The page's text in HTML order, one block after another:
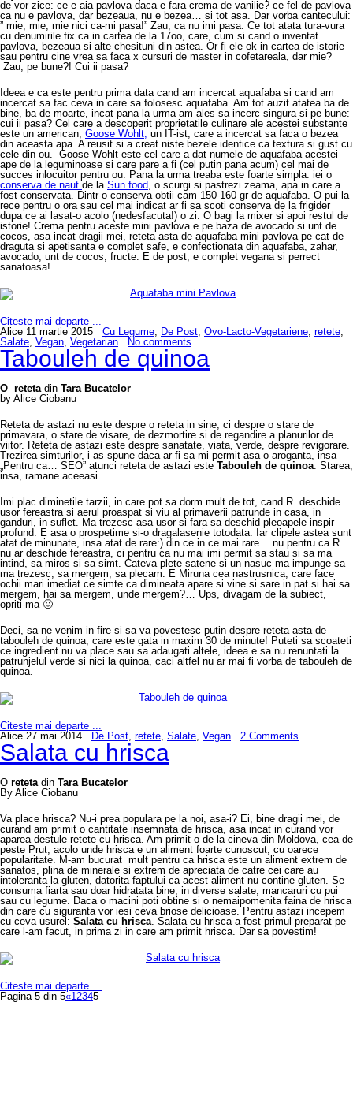
de vor zice: ce e aia pavlova daca e fara crema de vanilie? ce fel de pavlova
ca nu e pavlova, dar bezeaua, nu e bezea… si tot asa. Dar vorba cantecului:
” mie, mie, mie nici ca-mi pasa!” Zau, ca nu imi pasa. Ce tot atata tura-vura
cu denumirile fix ca in cartea de la 17oo, care, cum si cand o inventat
pavlova, bezeaua si alte chesituni din astea. Or fi ele ok in cartea de istorie
sau pentru cine vrea sa faca x cursuri de master in cofetareala, dar mie?
Zau, pe bune?! Cui ii pasa?
Ideea e ca este pentru prima data cand am incercat aquafaba si cand am
incercat sa fac ceva in care sa folosesc aquafaba. Am tot auzit atatea ba de
bine, ba de moarte, incat pana la urma am ales sa incerc singura si pe bune:
cui ii pasa? Cel care a descoperit proprietatile culinare ale acestei substante
este un american, Goose Wohlt, un IT-ist, care a incercat sa faca o bezea
din aceasta apa. A reusit si a creat niste bezele identice ca textura si gust cu
cele din ou. Goose Wohlt este cel care a dat numele de aquafaba acestei
ape de la leguminoase si care pare a fi (cel putin pana acum) cel mai de
succes inlocuitor pentru ou. Pana la urma treaba este foarte simpla: iei o
conserva de naut de la Sun food, o scurgi si pastrezi zeama, apa in care a
fost conservata. Dintr-o conserva obtii cam 150-160 gr de aquafaba. O pui la
rece pentru o ora sau cel mai indicat ar fi sa scoti conserva de la frigider
dupa ce ai lasat-o acolo (nedesfacuta!) o zi. O bagi la mixer si apoi restul de
istorie! Crema pentru aceste mini pavlova e pe baza de avocado si unt de
cocos, asa incat dragii mei, reteta asta de aquafaba mini pavlova pe cat de
draguta si apetisanta e complet safe, e confectionata din aquafaba, zahar,
avocado, unt de cocos, fructe. E de post, e complet vegana si perrect
sanatoasa!
Citeste mai departe ...
Alice 11 martie 2015 Cu Legume, De Post, Ovo-Lacto-Vegetariene, retete,
Salate, Vegan, Vegetarian No comments
Tabouleh de quinoa
O reteta din Tara Bucatelor
by Alice Ciobanu
Reteta de astazi nu este despre o reteta in sine, ci despre o stare de
primavara, o stare de visare, de dezmortire si de regandire a planurilor de
viitor. Reteta de astazi este despre sanatate, viata, verde, despre revigorare.
Trezirea simturilor, i-as spune daca ar fi sa-mi permit asa o aroganta, insa
„Pentru ca… SEO” atunci reteta de astazi este Tabouleh de quinoa. Starea,
insa, ramane aceeasi.
Imi plac diminetile tarzii, in care pot sa dorm mult de tot, cand R. deschide
usor fereastra si aerul proaspat si viu al primaverii patrunde in casa, in
ganduri, in suflet. Ma trezesc asa usor si fara sa deschid pleoapele inspir
profund. E asa o prospetime si-o dragalasenie totodata. Iar clipele astea sunt
atat de minunate, insa atat de rare:) din ce in ce mai rare… nu pentru ca R.
nu ar deschide fereastra, ci pentru ca nu mai imi permit sa stau si sa ma
intind, sa miros si sa simt. Cateva plete satene si un nasuc ma impunge sa
ma trezesc, sa mergem, sa plecam. E Miruna cea nastrusnica, care face
ochii mari imediat ce simte ca dimineata apare si vine si sare in pat si hai sa
mergem, hai sa mergem, unde mergem?… Ups, divagam de la subiect,
opriti-ma 🙂
Deci, sa ne venim in fire si sa va povestesc putin despre reteta asta de
tabouleh de quinoa, care este gata in maxim 30 de minute! Puteti sa scoateti
ce ingredient nu va place sau sa adaugati altele, ideea e sa nu renuntati la
patrunjelul verde si nici la quinoa, caci altfel nu ar mai fi vorba de tabouleh de
quinoa.
Citeste mai departe ...
Alice 27 mai 2014 De Post, retete, Salate, Vegan 2 Comments
Salata cu hrisca
O retetadin Tara Bucatelor
By Alice Ciobanu
Va place hrisca? Nu-i prea populara pe la noi, asa-i? Ei, bine dragii mei, de
curand am primit o cantitate insemnata de hrisca, asa incat in curand vor
aparea destule retete cu hrisca. Am primit-o de la cineva din Moldova, cea de
peste Prut, acolo unde hrisca e un aliment foarte cunoscut, cu oarece
popularitate. M-am bucurat mult pentru ca hrisca este un aliment extrem de
sanatos, plina de minerale si extrem de apreciata de catre cei care au
intoleranta la gluten, datorita faptului ca acest aliment nu contine gluten. Se
consuma fiarta sau doar hidratata bine, in diverse salate, mancaruri cu pui
sau cu legume. Daca o macini poti obtine si o nemaipomenita faina de hrisca
din care cu siguranta vor iesi ceva briose delicioase. Pentru astazi incepem
cu ceva usurel: Salata cu hrisca. Salata cu hrisca a fost primul preparat pe
care l-am facut, in prima zi in care am primit hrisca. Dar sa povestim!
Citeste mai departe ...
Pagina 5 din 5«12345